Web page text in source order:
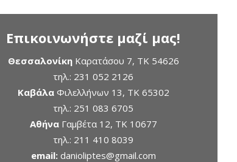
Επικοινωνήστε μαζί μας!
ΘεσσαλονίκηΚαρατάσου 7, TK 54626
τηλ.: 231 052 2126
ΚαβάλαΦιλελλήνων 13, ΤΚ 65302
τηλ.: 251 083 6705
ΑθήναΓαμβέτα 12, ΤΚ 10677
τηλ.: 211 410 8039
email: danioliptes@gmail.com